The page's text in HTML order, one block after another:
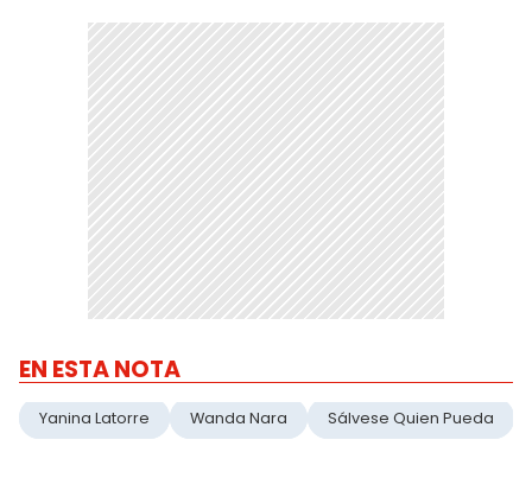
EN ESTA NOTA
Yanina Latorre Wanda Nara Sálvese Quien Pueda